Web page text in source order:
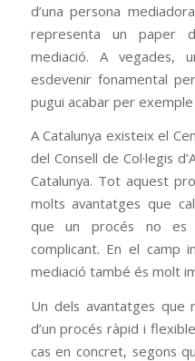
d’una persona
representa un paper
mediació. A vegades,
esdevenir fonamental
pugui acabar per
A Catalunya existeix el
del Consell de Col·legis
Catalunya. Tot aquest
molts avantatges que
que un procés no es
complicant. En el camp
mediació també és molt
Un dels avantatges
d’un procés ràpid i
cas en concret, segons